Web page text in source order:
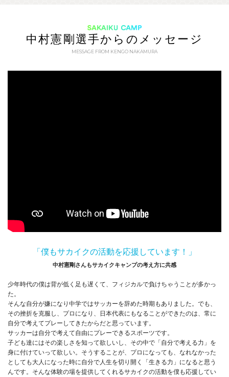
SAKAIKU CAMP
中村憲剛選手からのメッセージ
MESSAGE FROM KENGO NAKAMURA
「僕もサカイクの活動を応援しています！」
中村憲剛さんもサカイクキャンプの考え方に共感
少年時代の僕は背が低く足も遅くて、フィジカルで負けちゃうことが多かっ
た。
そんな自分が嫌になり中学ではサッカーを辞めた時期もありました。でも、
その挫折を克服し、プロになり、日本代表にもなることができたのは、常に
自分で考えてプレーしてきたからだと思っています。
サッカーは自分で考えて自由にプレーできるスポーツです。
子ども達にはその楽しさを知って欲しいし、その中で「自分で考える力」を
身に付けていって欲しい。そうすることが、プロになっても、なれなかった
としても大人になった時に自分で人生を切り開く「生きる力」になると思う
んです。そんな体験の場を提供してくれるサカイクの活動を僕も応援してい